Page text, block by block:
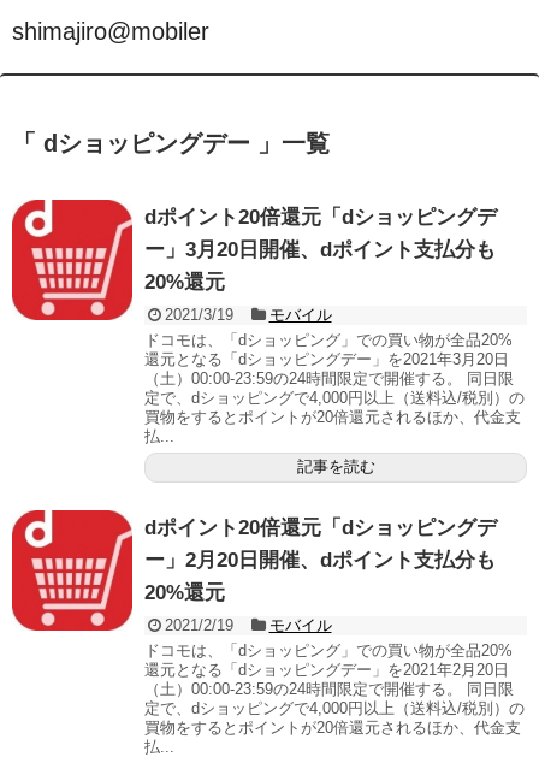
shimajiro@mobiler
「 dショッピングデー 」一覧
dポイント20倍還元「dショッピングデ
ー」3月20日開催、dポイント支払分も
20%還元
2021/3/19
モバイル
ドコモは、「dショッピング」での買い物が全品20%
還元となる「dショッピングデー」を2021年3月20日
（土）00:00-23:59の24時間限定で開催する。 同日限
定で、dショッピングで4,000円以上（送料込/税別）の
買物をするとポイントが20倍還元されるほか、代金支
払...
記事を読む
dポイント20倍還元「dショッピングデ
ー」2月20日開催、dポイント支払分も
20%還元
2021/2/19
モバイル
ドコモは、「dショッピング」での買い物が全品20%
還元となる「dショッピングデー」を2021年2月20日
（土）00:00-23:59の24時間限定で開催する。 同日限
定で、dショッピングで4,000円以上（送料込/税別）の
買物をするとポイントが20倍還元されるほか、代金支
払...